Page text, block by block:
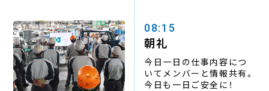
08:15
朝礼
今日一日の仕事内容につ
いてメンバーと情報共有。
今日も一日ご安全に！